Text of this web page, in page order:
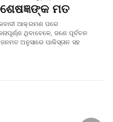
ମତ
ଆକ୍ରମଣ ପରେ
ଥିବାବେଳେ, ଜଣେ ପୂର୍ବତନ
ଅନୁସାରେ ପାକିସ୍ତାନ ସହ